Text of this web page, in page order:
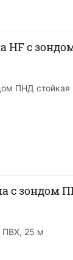
HF с
ПНД
с зондом
ПВХ, 25 м